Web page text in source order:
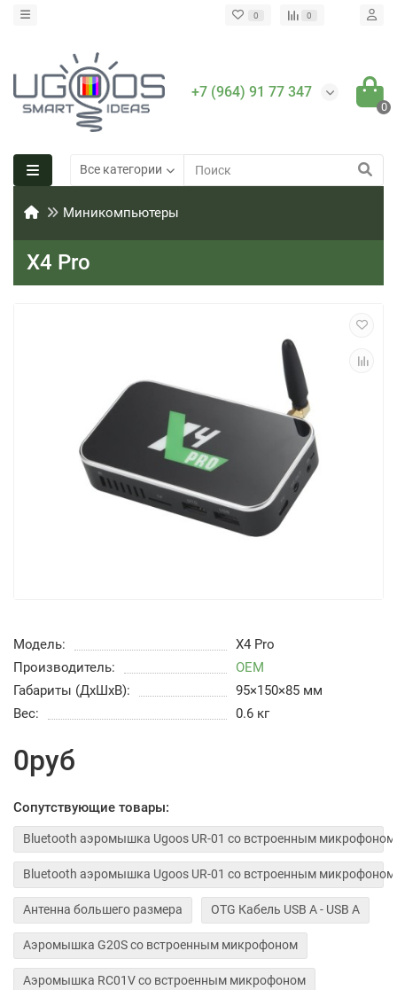
0 0
+7 (964) 91 77 347
0
Все категории
Миникомпьютеры
X4 Pro
Модель:
X4 Pro
Производитель:
OEM
Габариты (ДхШхВ):
95×150×85 мм
Вес:
0.6 кг
0руб
Сопутствующие товары:
Bluetooth аэромышка Ugoos UR-01 со встроенным микрофоном
Bluetooth аэромышка Ugoos UR-01 со встроенным микрофоном
Антенна большего размера OTG Кабель USB A - USB A
Аэромышка G20S со встроенным микрофоном
Аэромышка RC01V со встроенным микрофоном